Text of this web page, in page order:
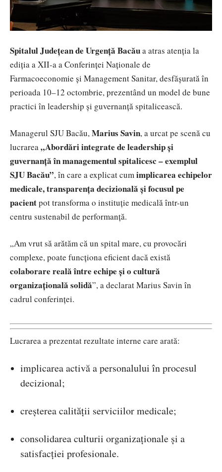
Spitalul Județean de Urgență Bacăua atras atenția la
ediția a XII-a a Conferinței Naționale de
Farmacoeconomie și Management Sanitar, desfășurată în
perioada 10–12 octombrie, prezentând un model de bune
practici în leadership și guvernanță spitalicească.
Managerul SJU Bacău,Marius Savin, a urcat pe scenă cu
lucrarea„Abordări integrate de leadership și
guvernanță în managementul spitalicesc – exemplul
SJU Bacău”, în care a explicat cumimplicarea echipelor
medicale, transparența decizională și focusul pe
pacientpot transforma o instituție medicală într-un
centru sustenabil de performanță.
„Am vrut să arătăm că un spital mare, cu provocări
complexe, poate funcționa eficient dacă există
colaborare reală între echipe și o cultură
organizațională solidă”, a declarat Marius Savin în
cadrul conferinței.
Lucrarea a prezentat rezultate interne care arată:
implicarea activă a personalului în procesul
decizional;
creșterea calității serviciilor medicale;
consolidarea culturii organizaționale și a
satisfacției profesionale.